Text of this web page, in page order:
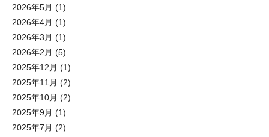
2026年5月 (1)
2026年4月 (1)
2026年3月 (1)
2026年2月 (5)
2025年12月 (1)
2025年11月 (2)
2025年10月 (2)
2025年9月 (1)
2025年7月 (2)